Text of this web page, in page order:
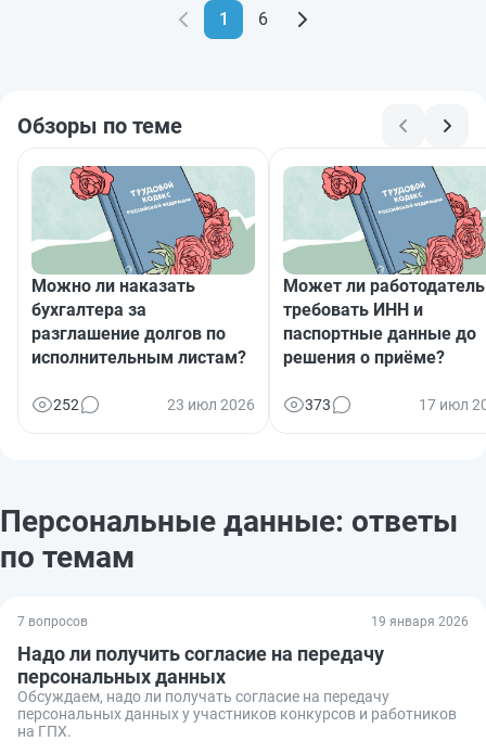
1 6
Обзоры по теме
Можно ли наказать
бухгалтера за
разглашение долгов по
исполнительным листам?
252 23 июл 2026
Может ли работодатель
требовать ИНН и
паспортные данные до
решения о приёме?
373 17 июл
Персональные данные: ответы
по темам
7 вопросов 19 января 2026
Надо ли получить согласие на передачу
персональных данных
Обсуждаем, надо ли получать согласие на передачу
персональных данных у участников конкурсов и работников
на ГПХ.